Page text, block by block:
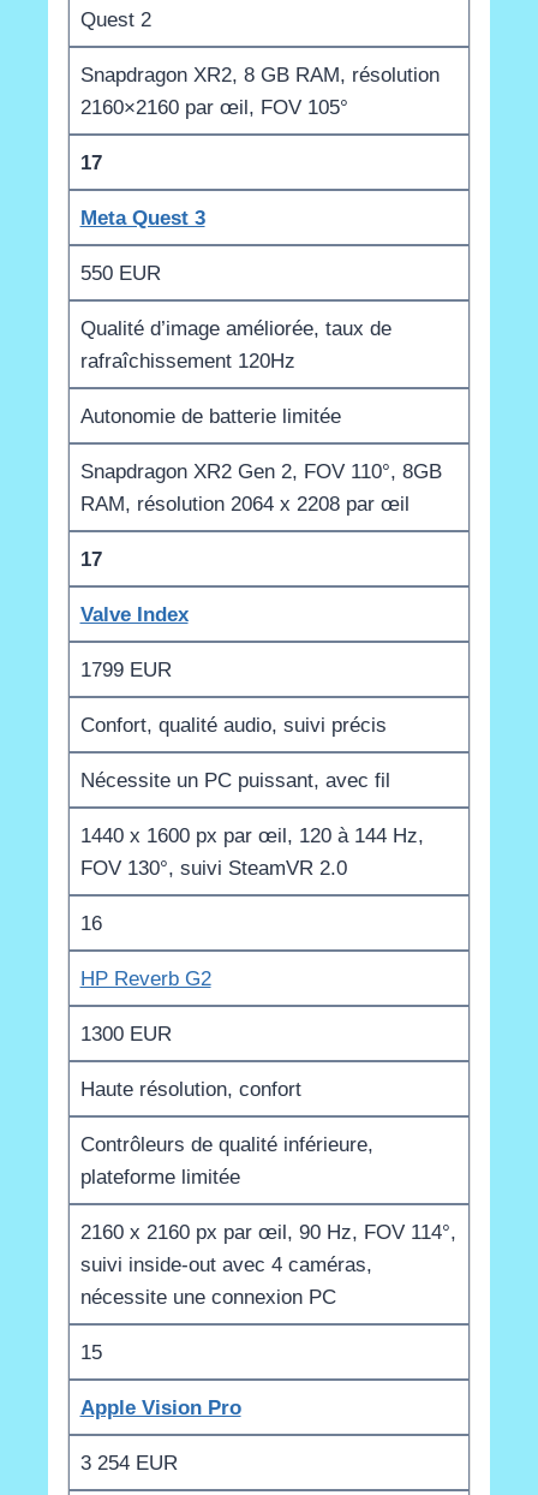
Quest 2
Snapdragon XR2, 8 GB RAM, résolution
2160×2160 par œil, FOV 105°
17
Meta Quest 3
550 EUR
Qualité d’image améliorée, taux de
rafraîchissement 120Hz
Autonomie de batterie limitée
Snapdragon XR2 Gen 2, FOV 110°, 8GB
RAM, résolution 2064 x 2208 par œil
17
Valve Index
1799 EUR
Confort, qualité audio, suivi précis
Nécessite un PC puissant, avec fil
1440 x 1600 px par œil, 120 à 144 Hz,
FOV 130°, suivi SteamVR 2.0
16
HP Reverb G2
1300 EUR
Haute résolution, confort
Contrôleurs de qualité inférieure,
plateforme limitée
2160 x 2160 px par œil, 90 Hz, FOV 114°,
suivi inside-out avec 4 caméras,
nécessite une connexion PC
15
Apple Vision Pro
3 254 EUR